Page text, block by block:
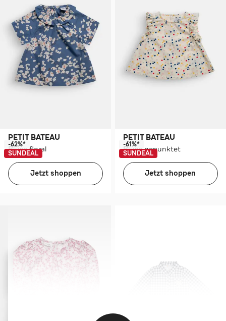
PETIT BATEAU
Bluse floral
-62%*
SUNDEAL
Jetzt shoppen
PETIT BATEAU
Bluse gepunktet
-61%*
SUNDEAL
Jetzt shoppen